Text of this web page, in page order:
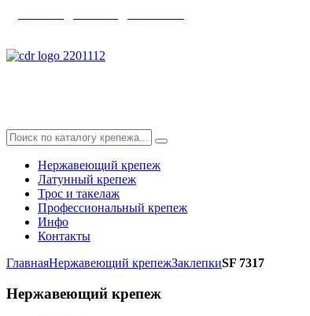
Нержавеющий крепеж
Латунный крепеж
Трос и такелаж
Профессиональный крепеж
Инфо
Контакты
ГлавнаяНержавеющий крепежЗаклепкиSF 7317
Нержавеющий крепеж